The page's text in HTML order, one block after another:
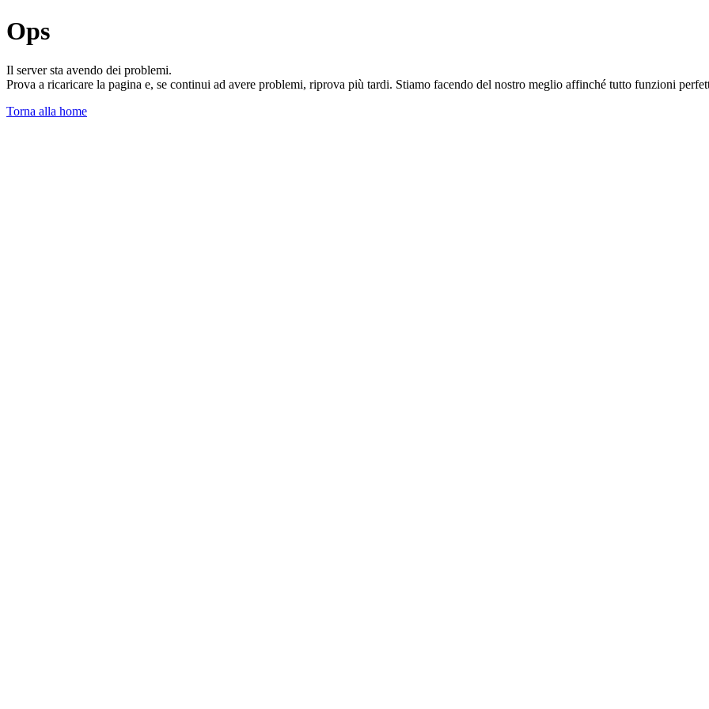
Ops
Il server sta avendo dei problemi.
Prova a ricaricare la pagina e, se continui ad avere problemi, riprova più tardi. Stiamo facendo del nostro meglio affinché tutto funzioni
Torna alla home